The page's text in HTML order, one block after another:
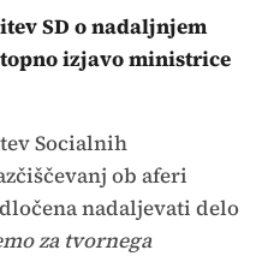
SD o nadaljnjem
izjavo ministrice
Socialnih
ob aferi
nadaljevati delo
za tvornega